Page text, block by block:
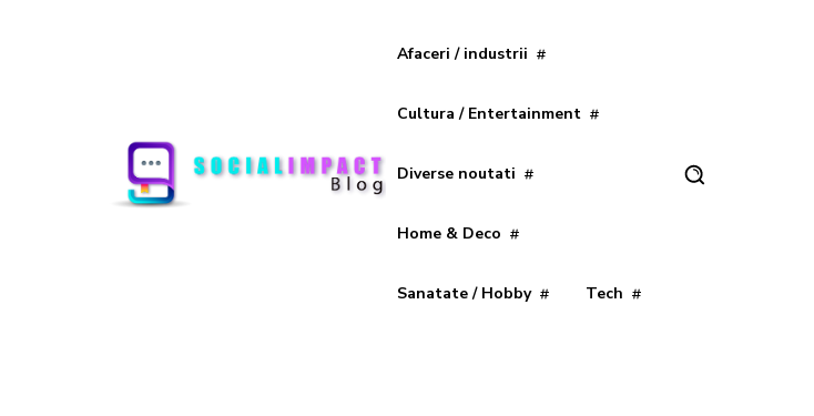
Afaceri / industrii
Cultura / Entertainment
Diverse noutati
Home & Deco
Sanatate / Hobby Tech